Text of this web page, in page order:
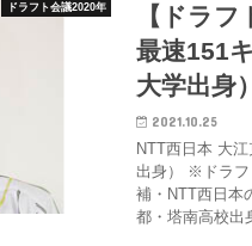
ドラフト会議2020年
【ドラ
最速151
大学出身）
2021.10.25
NTT西日本 大
出身） ※ドラフ
補・NTT西日本
都・塔南高校